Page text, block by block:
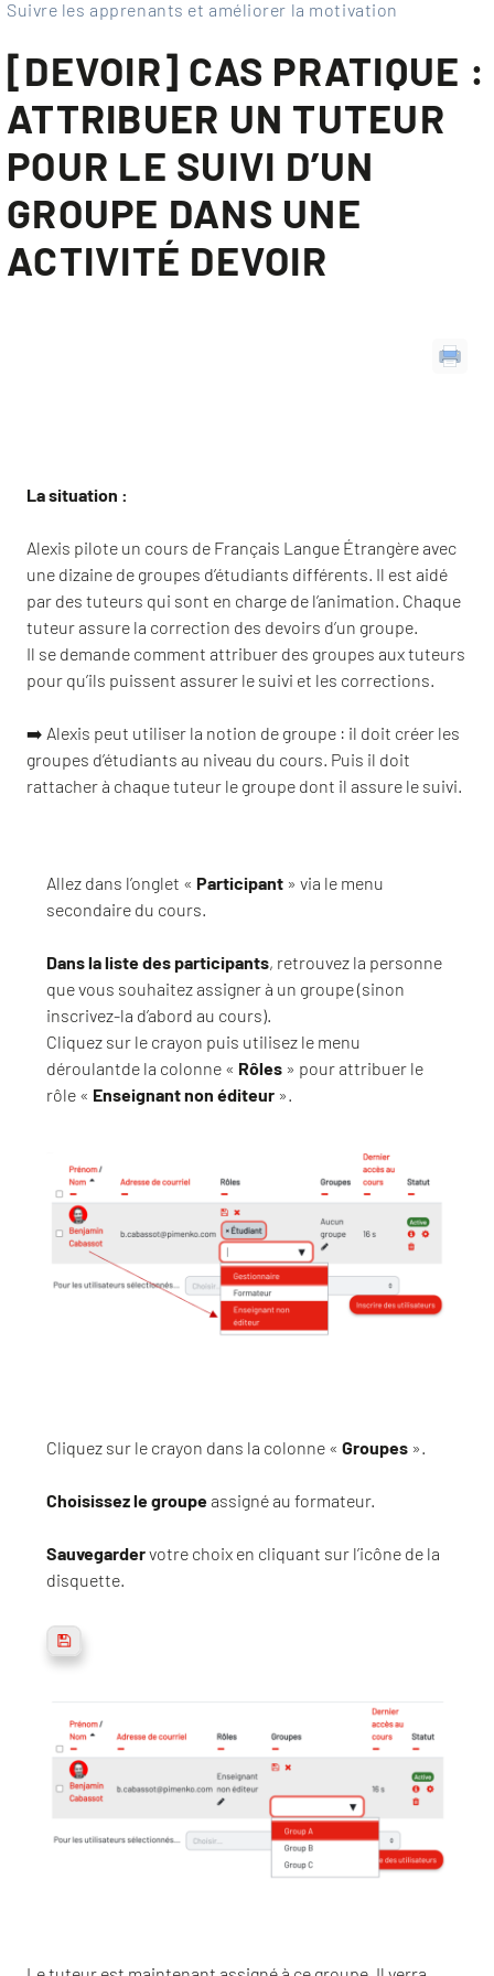
Suivre les apprenants et améliorer la motivation
[DEVOIR] CAS PRATIQUE :
ATTRIBUER UN TUTEUR
POUR LE SUIVI D’UN
GROUPE DANS UNE
ACTIVITÉ DEVOIR
La situation :
Alexis pilote un cours de Français Langue Étrangère avec
une dizaine de groupes d’étudiants différents. Il est aidé
par des tuteurs qui sont en charge de l’animation. Chaque
tuteur assure la correction des devoirs d’un groupe.
Il se demande comment attribuer des groupes aux tuteurs
pour qu’ils puissent assurer le suivi et les corrections.
➡️ Alexis peut utiliser la notion de groupe : il doit créer les
groupes d’étudiants au niveau du cours. Puis il doit
rattacher à chaque tuteur le groupe dont il assure le suivi.
Allez dans l’onglet « Participant » via le menu
secondaire du cours.
Dans la liste des participants, retrouvez la personne
que vous souhaitez assigner à un groupe (sinon
inscrivez-la d’abord au cours).
Cliquez sur le crayon puis utilisez le menu
déroulantde la colonne « Rôles » pour attribuer le
rôle « Enseignant non éditeur ».
Cliquez sur le crayon dans la colonne « Groupes ».
Choisissez le groupeassigné au formateur.
Sauvegardervotre choix en cliquant sur l’icône de la
disquette.